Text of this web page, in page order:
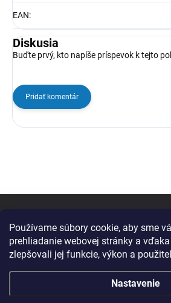
Používame súbory cookie, aby sme
prehliadanie webovej stránky a
zlepšovali jej funkcie, výkon a
Nastavenie
EAN:
Diskusia
Buďte prvý, kto napíše príspevok k tejto
Pridať komentár